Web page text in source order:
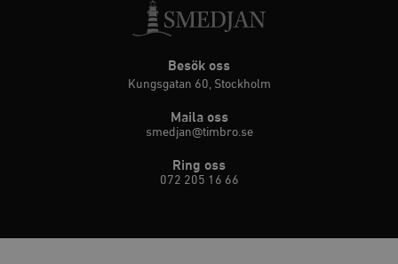
Besök oss
Kungsgatan 60, Stockholm
Maila oss
smedjan@timbro.se
Ring oss
072 205 16 66